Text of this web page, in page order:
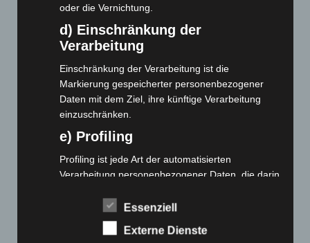
Webseite
Cashback-Aktion
Händler werden
Gemeinsam spenden
Kontakt
Über uns
Produktpalette
oder die Vernichtung.
d) Einschränkung der
Verarbeitung
Einschränkung der Verarbeitung ist die
Markierung gespeicherter personenbezogener
Daten mit dem Ziel, ihre künftige Verarbeitung
einzuschränken.
e) Profiling
Profiling ist jede Art der automatisierten
Verarbeitung personenbezogener Daten, die darin
verwendet werden, um bestimmte persönliche
Aspekte, die sich auf eine natürliche Person
beziehen, zu bewerten, insbesondere, um
Essenziell
Externe Dienste